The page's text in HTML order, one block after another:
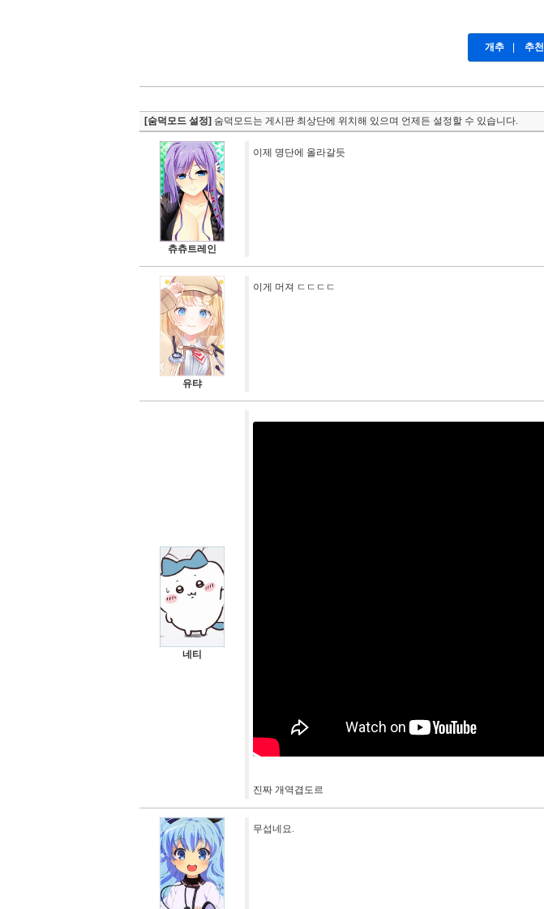
개추 추천
[숨덕모드 설정] 숨덕모드는 게시판 최상단에 위치해 있으며 언제든 설정할 수 있습니다.
츄츄트레인
이제 명단에 올라갈듯
유탸
이게 머져 ㄷㄷㄷㄷ
네티
진짜 개역겹도르
무섭네요.